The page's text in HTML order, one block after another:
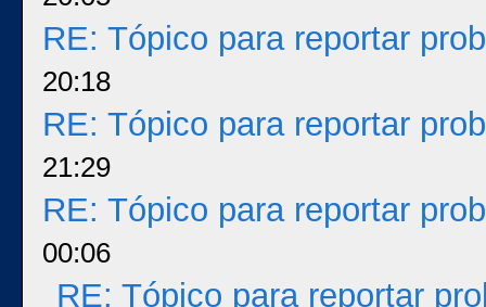
RE: Tópico para reportar
20:18
RE: Tópico para reportar
21:29
RE: Tópico para reportar
00:06
RE: Tópico para reportar